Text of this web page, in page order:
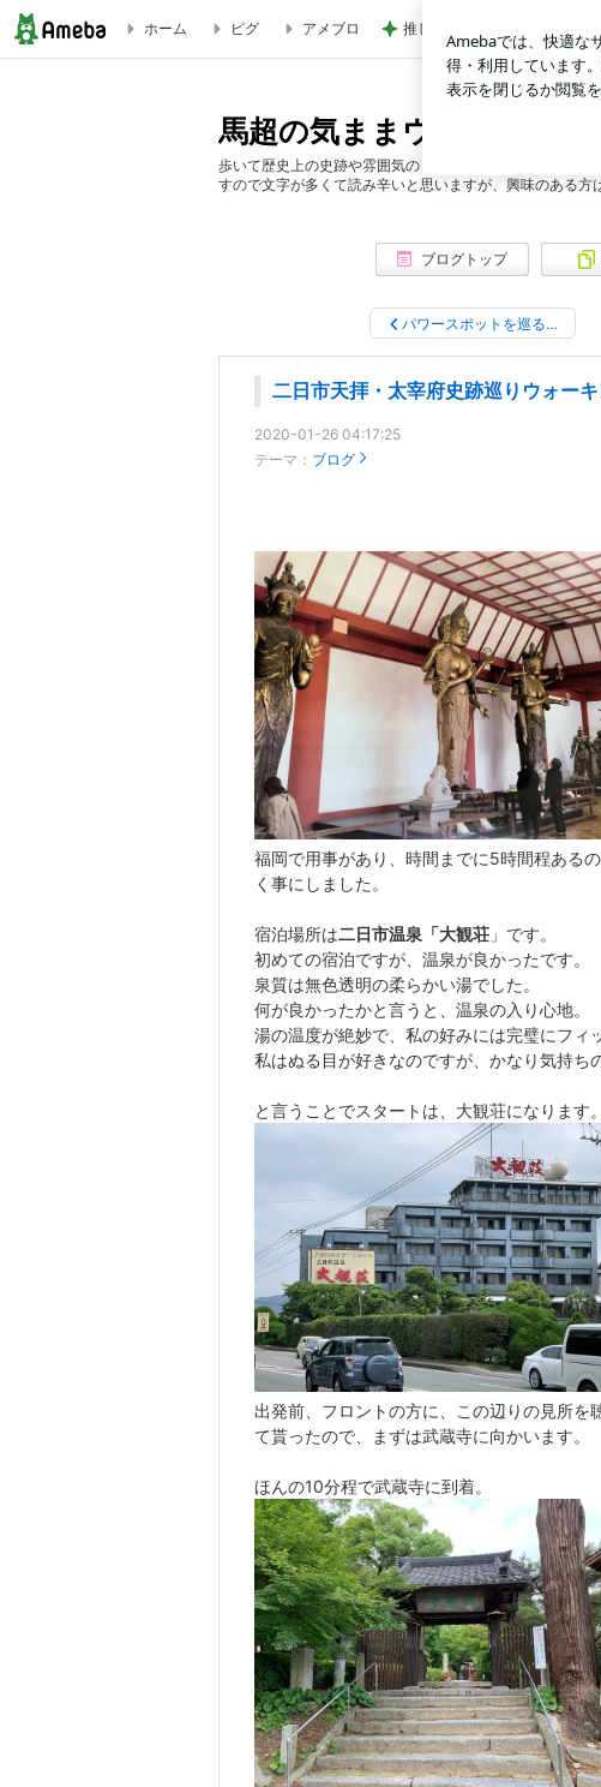
二日市天拝・太宰府史跡巡りウォーキング | 馬超の気ままウォーキ
ホーム ピグ アメブロ 推しは来てくれないガチャの結
馬超の気ままウォーキング
歩いて歴史上の史跡や雰囲気の良い風情を楽しみながら
すので文字が多くて読み辛いと思いますが、興味のある方
ブログトップ
パワースポットを巡る…
二日市天拝・太宰府史跡巡りウォー
2020-01-26 04:17:25
テーマ： ブログ
福岡で用事があり、時間までに5時間程ある
く事にしました。
宿泊場所は二日市温泉「大観荘 」 です。
初めての宿泊ですが、温泉が良かったです。
泉質は無色透明の柔らかい湯でした。
何が良かったかと言うと、温泉の入り心地。
湯の温度が絶妙で、私の好みには完璧にフィ
私はぬる目が好きなのですが、かなり気持ち
と言うことでスタートは、大観荘になります。
出発前、フロントの方に、この辺りの見所を
て貰ったので、まずは武蔵寺に向かいます。
ほんの10分程で武蔵寺に到着。